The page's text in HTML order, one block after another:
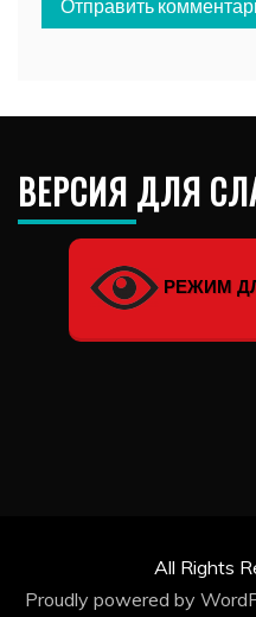
ВЕРСИЯ ДЛЯ
РЕЖИМ
All Rights
Proudly powered by